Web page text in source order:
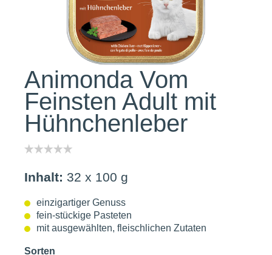
Animonda Vom
Feinsten Adult mit
Hühnchenleber
Inhalt: 32 x 100 g
einzigartiger Genuss
fein-stückige Pasteten
mit ausgewählten, fleischlichen Zutaten
Sorten